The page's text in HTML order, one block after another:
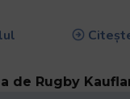
de Rugby